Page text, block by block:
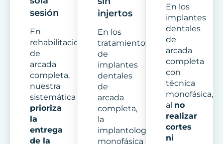
sesión
En
rehabilitaciones
de
arcada
completa,
nuestra
sistemática
prioriza
la
entrega
de la
injertos
En los
tratamientos
de
implantes
dentales
de
arcada
completa,
la
implantología
monofásica
En los
implantes
dentales
de
arcada
completa
con
técnica
monofásica,
al no
realizar
cortes
ni